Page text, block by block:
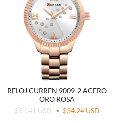
RELOJ CURREN 9009-2 ACERO
ORO ROSA
$51.41 USD
$34.24 USD